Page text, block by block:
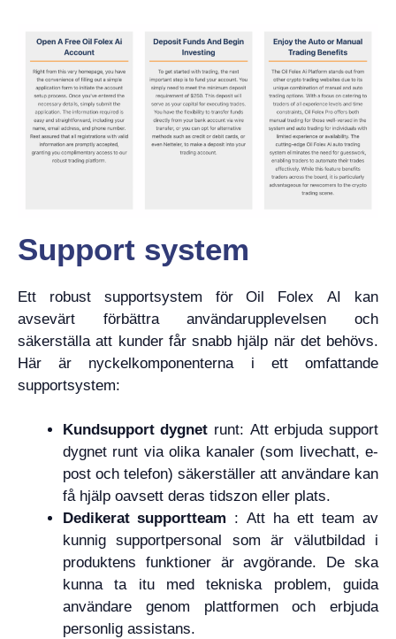
Support system
Ett robust supportsystem för Oil Folex AI kan
avsevärt förbättra användarupplevelsen och
säkerställa att kunder får snabb hjälp när det behövs.
Här är nyckelkomponenterna i ett omfattande
supportsystem:
Kundsupport dygnet runt: Att erbjuda support
dygnet runt via olika kanaler (som livechatt, e-
post och telefon) säkerställer att användare kan
få hjälp oavsett deras tidszon eller plats.
Dedikerat supportteam : Att ha ett team av
kunnig supportpersonal som är välutbildad i
produktens funktioner är avgörande. De ska
kunna ta itu med tekniska problem, guida
användare genom plattformen och erbjuda
personlig assistans.